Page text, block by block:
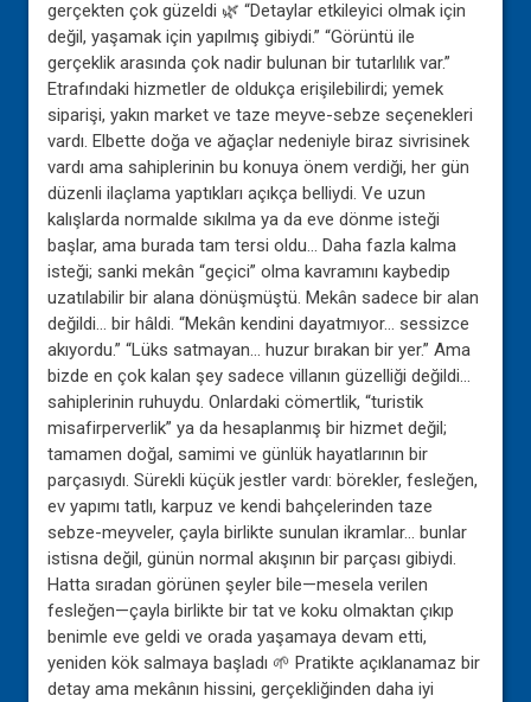
gerçekten çok güzeldi 🌿 “Detaylar etkileyici olmak için
değil, yaşamak için yapılmış gibiydi.” “Görüntü ile
gerçeklik arasında çok nadir bulunan bir tutarlılık var.”
Etrafındaki hizmetler de oldukça erişilebilirdi; yemek
siparişi, yakın market ve taze meyve-sebze seçenekleri
vardı. Elbette doğa ve ağaçlar nedeniyle biraz sivrisinek
vardı ama sahiplerinin bu konuya önem verdiği, her gün
düzenli ilaçlama yaptıkları açıkça belliydi. Ve uzun
kalışlarda normalde sıkılma ya da eve dönme isteği
başlar, ama burada tam tersi oldu… Daha fazla kalma
isteği; sanki mekân “geçici” olma kavramını kaybedip
uzatılabilir bir alana dönüşmüştü. Mekân sadece bir alan
değildi… bir hâldi. “Mekân kendini dayatmıyor… sessizce
akıyordu.” “Lüks satmayan… huzur bırakan bir yer.” Ama
bizde en çok kalan şey sadece villanın güzelliği değildi…
sahiplerinin ruhuydu. Onlardaki cömertlik, “turistik
misafirperverlik” ya da hesaplanmış bir hizmet değil;
tamamen doğal, samimi ve günlük hayatlarının bir
parçasıydı. Sürekli küçük jestler vardı: börekler, fesleğen,
ev yapımı tatlı, karpuz ve kendi bahçelerinden taze
sebze-meyveler, çayla birlikte sunulan ikramlar… bunlar
istisna değil, günün normal akışının bir parçası gibiydi.
Hatta sıradan görünen şeyler bile—mesela verilen
fesleğen—çayla birlikte bir tat ve koku olmaktan çıkıp
benimle eve geldi ve orada yaşamaya devam etti,
yeniden kök salmaya başladı 🌱 Pratikte açıklanamaz bir
detay ama mekânın hissini, gerçekliğinden daha iyi